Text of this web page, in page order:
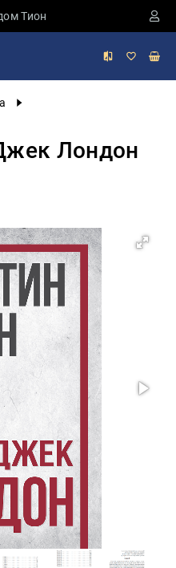
Тион
Лондон